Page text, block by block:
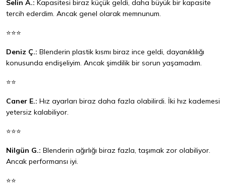
Selin A.: Kapasitesi biraz küçük geldi, daha büyük bir kapasite
tercih ederdim. Ancak genel olarak memnunum.
⭐⭐⭐
Deniz Ç.: Blenderin plastik kısmı biraz ince geldi, dayanıklılığı
konusunda endişeliyim. Ancak şimdilik bir sorun yaşamadım.
⭐⭐
Caner E.: Hız ayarları biraz daha fazla olabilirdi. İki hız kademesi
yetersiz kalabiliyor.
⭐⭐⭐
Nilgün G.: Blenderin ağırlığı biraz fazla, taşımak zor olabiliyor.
Ancak performansı iyi.
⭐⭐